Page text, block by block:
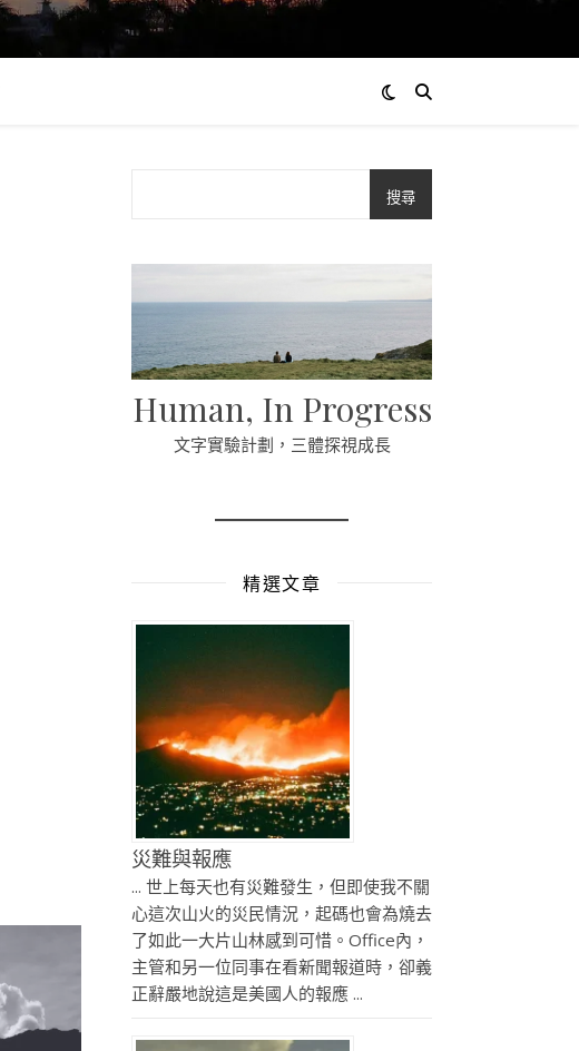
搜尋
Human, In Progress
文字實驗計劃，三體探視成長
精選文章
災難與報應
... 世上每天也有災難發生，但即使我不關
心這次山火的災民情況，起碼也會為燒去
了如此一大片山林感到可惜。Office內，
主管和另一位同事在看新聞報道時，卻義
正辭嚴地說這是美國人的報應 ...